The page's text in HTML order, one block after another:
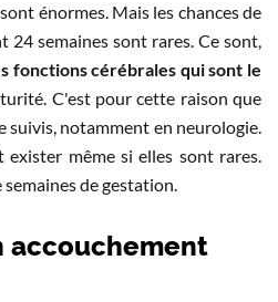
énormes. Mais les chances de
24 semaines sont rares. Ce sont,
fonctions cérébrales qui sont le
C'est pour cette raison que
suivis, notamment en neurologie.
exister même si elles sont rares.
de gestation.
accouchement